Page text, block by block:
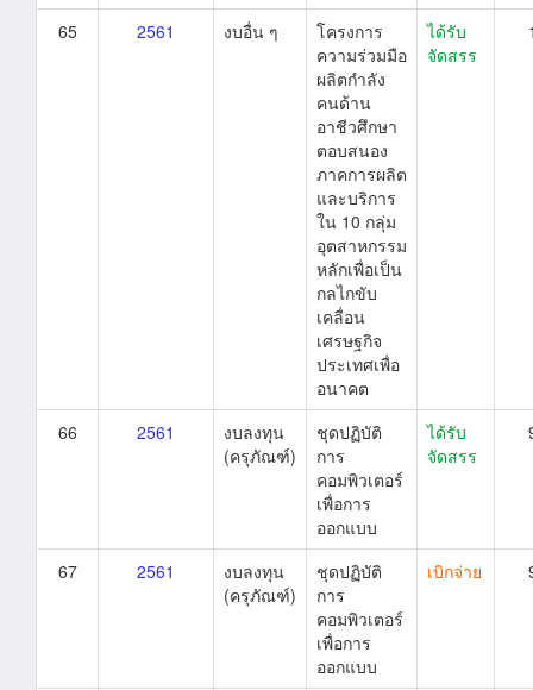
65 2561 งบอื่น ๆ
โครงการ
ความร่วมมือ
ผลิตกำลัง
คนด้าน
อาชีวศึกษา
ตอบสนอง
ภาคการผลิต
และบริการ
ใน 10 กลุ่ม
อุตสาหกรรม
หลักเพื่อเป็น
กลไกขับ
เคลื่อน
เศรษฐกิจ
ประเทศเพื่อ
อนาคต
ได้รับ
จัดสรร
66 2561
งบลงทุน
(ครุภัณฑ์)
ชุดปฏิบัติ
การ
คอมพิวเตอร์
เพื่อการ
ออกแบบ
ได้รับ
จัดสรร
67 2561
งบลงทุน
(ครุภัณฑ์)
ชุดปฏิบัติ
การ
คอมพิวเตอร์
เพื่อการ
ออกแบบ
เบิกจ่าย